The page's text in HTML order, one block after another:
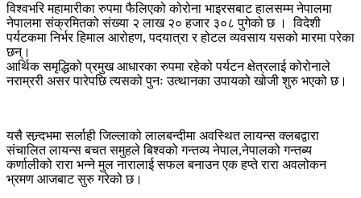
विश्वभरि महामारीका रुपमा फैलिएको कोरोना भाइरसबाट हालसम्म नेपालमा
नेपालमा संक्रमितको संख्या २ लाख २० हजार ३०८ पुगेको छ । विदेशी
पर्यटकमा निर्भर हिमाल आरोहण, पदयात्रा र होटल व्यवसाय यसको मारमा परेका
छन्।
आर्थिक समृद्धिको प्रमुख आधारका रुपमा रहेको पर्यटन क्षेत्रलाई कोरोनाले
नराम्ररी असर पारेपछि त्यसको पुनः उत्थानका उपायको खोजी शुरु भएको छ।
यसै सन्र्दभमा सर्लाही जिल्लाको लालबन्दीमा अवस्थित लायन्स क्लबद्वारा
संचालित लायन्स बचत समुहले बिश्वको गन्तव्य नेपाल,नेपालको गन्तब्य
कर्णालीको रारा भन्ने मुल नारालाई सफल बनाउन एक हप्ते रारा अवलोकन
भ्रमण आजबाट सुरु गरेको छ।